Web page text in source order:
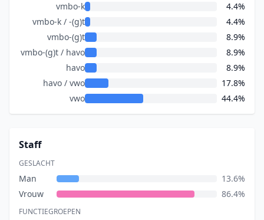
vmbo-k
4.4%
vmbo-k / -(g)t
4.4%
vmbo-(g)t
8.9%
vmbo-(g)t / havo
8.9%
havo
8.9%
havo / vwo
17.8%
vwo
44.4%
Staff
GESLACHT
Man
13.6%
Vrouw
86.4%
FUNCTIEGROEPEN